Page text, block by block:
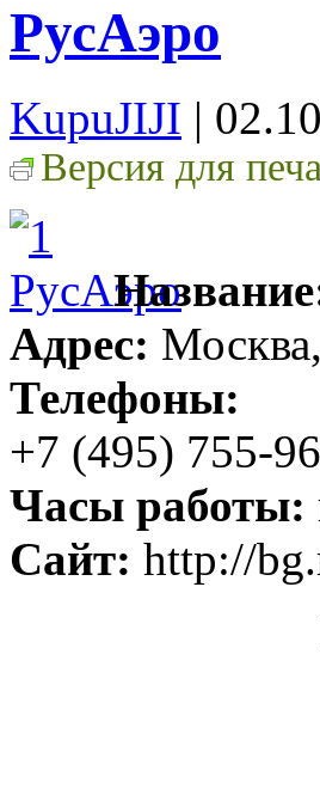
РусАэро
KupuJIJI |
Версия для
Адрес:
Телефоны:
+7 (495) 755-
Часы работы:
Сайт: http://